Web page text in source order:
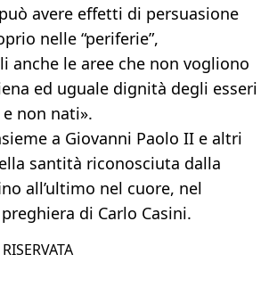
avere effetti di persuasione
nelle “periferie”,
anche le aree che non vogliono
ed uguale dignità degli esseri
non nati».
a Giovanni Paolo II e altri
santità riconosciuta dalla
all’ultimo nel cuore, nel
di Carlo Casini.